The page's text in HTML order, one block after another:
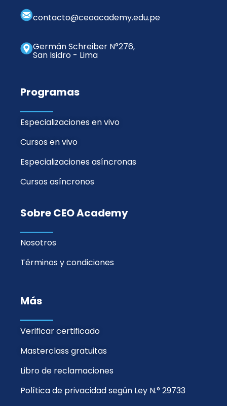
contacto@ceoacademy.edu.pe
Germán Schreiber N°276,
San Isidro - Lima
Programas
Especializaciones en vivo
Cursos en vivo
Especializaciones asíncronas
Cursos asíncronos
Sobre CEO Academy
Nosotros
Términos y condiciones
Más
Verificar certificado
Masterclass gratuitas
Libro de reclamaciones
Política de privacidad según Ley N.° 29733